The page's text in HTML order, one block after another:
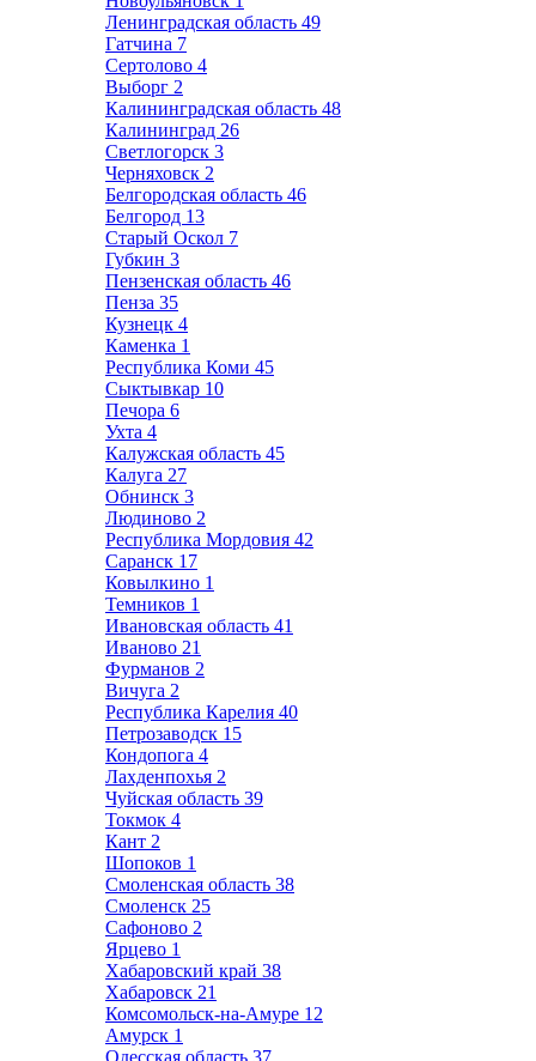
Ленинградская область 49
Гатчина 7
Сертолово 4
Выборг 2
Калининградская область 48
Калининград 26
Светлогорск 3
Черняховск 2
Белгородская область 46
Белгород 13
Старый Оскол 7
Губкин 3
Пензенская область 46
Пенза 35
Кузнецк 4
Каменка 1
Республика Коми 45
Сыктывкар 10
Печора 6
Ухта 4
Калужская область 45
Калуга 27
Обнинск 3
Людиново 2
Республика Мордовия 42
Саранск 17
Ковылкино 1
Темников 1
Ивановская область 41
Иваново 21
Фурманов 2
Вичуга 2
Республика Карелия 40
Петрозаводск 15
Кондопога 4
Лахденпохья 2
Чуйская область 39
Токмок 4
Кант 2
Шопоков 1
Смоленская область 38
Смоленск 25
Сафоново 2
Ярцево 1
Хабаровский край 38
Хабаровск 21
Комсомольск-на-Амуре 12
Амурск 1
Одесская область 37